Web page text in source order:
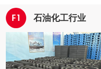
F1 石油化工行业